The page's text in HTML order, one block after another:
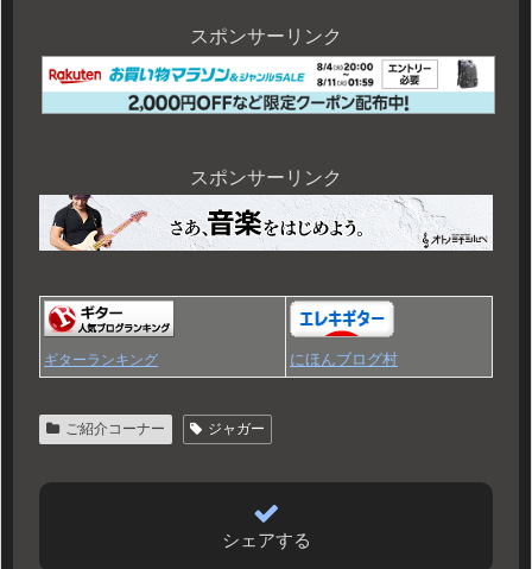
スポンサーリンク
スポンサーリンク
ギターランキング にほんブログ村
ご紹介コーナー ジャガー
シェアする